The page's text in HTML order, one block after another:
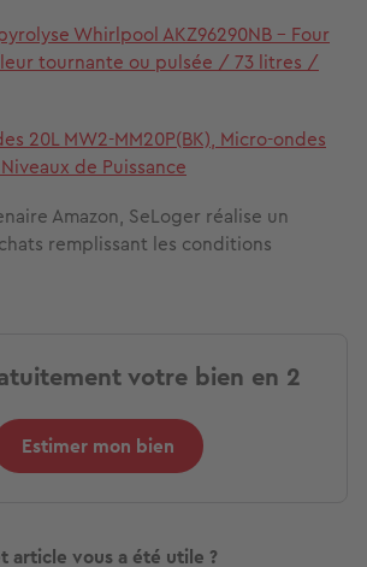
Whirlpool AKZ96290NB - Four
tournante ou pulsée / 73 litres /
20L MW2-MM20P(BK), Micro-ondes
de Puissance
Amazon, SeLoger réalise un
remplissant les conditions
votre bien en 2
Estimer mon bien
article vous a été utile ?